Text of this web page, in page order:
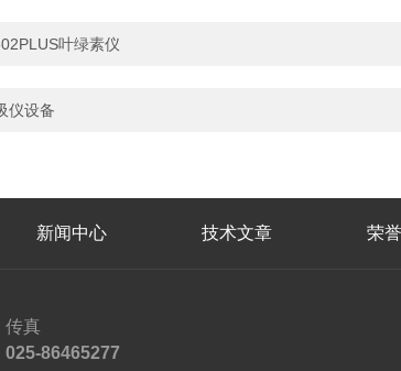
叶绿素仪
仪设备
新闻中心 技术文章 荣
传真
025-86465277